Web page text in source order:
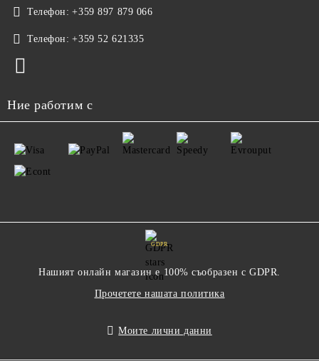
Телефон: +359 897 879 066
Телефон: +359 52 621335
Ние работим с
GDPR
Нашият онлайн магазин е 100% съобразен с GDPR.
Прочетете нашата политика
Моите лични данни